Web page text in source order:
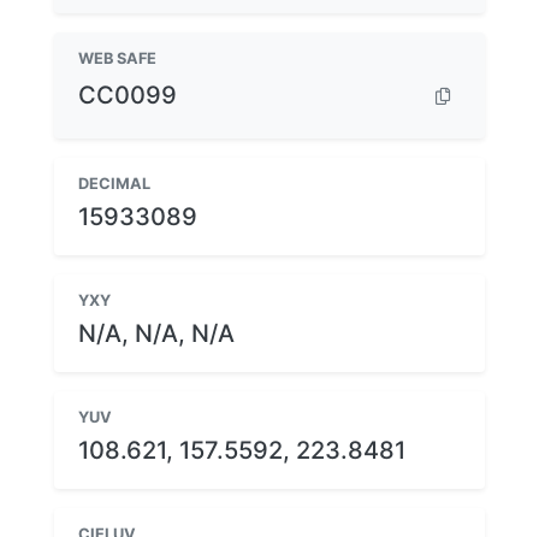
WEB SAFE
CC0099
DECIMAL
15933089
YXY
N/A, N/A, N/A
YUV
108.621, 157.5592, 223.8481
CIELUV